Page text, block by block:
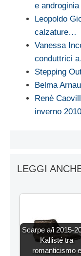
e androginia
Leopoldo
calzature…
Vanessa
conduttrici
Stepping
Belma
Renè
inverno
LEGGI
Scarpe a/i 2015-
Kallisté tra
romanticismo e